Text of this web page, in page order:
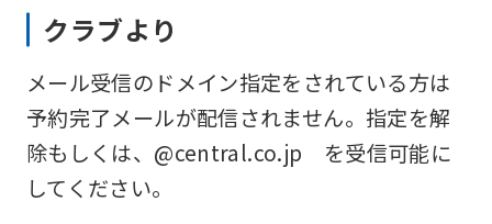
クラブより
メール受信のドメイン指定をされている方は
予約完了メールが配信されません。指定を解
除もしくは、@central.co.jp を受信可能に
してください。
the
service.